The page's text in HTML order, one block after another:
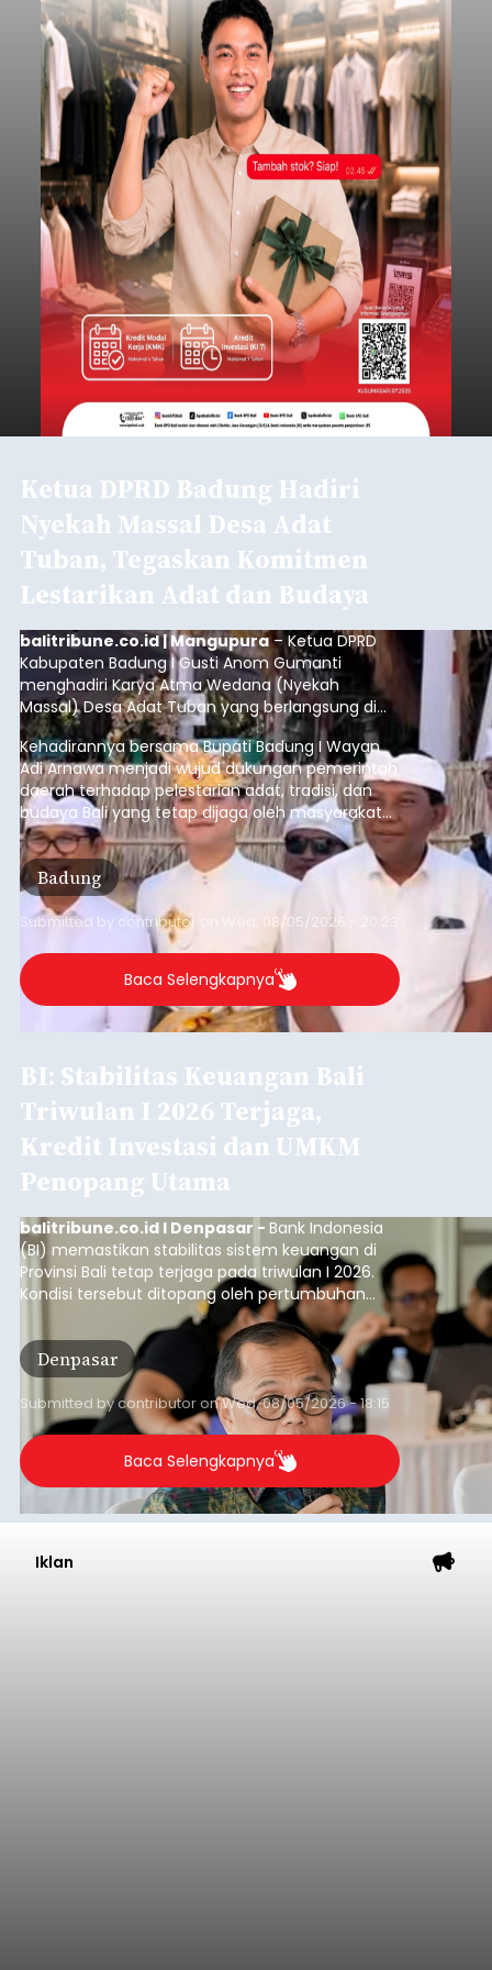
Lembar pada Rabu (5/8/2026).
Jembrana
Submitted bycontributor onThu, 08/06/2026 - 06:14
Baca Selengkapnya
Mekanisme Menabung
Membantu Peserta JKN
Menyiapkan Dana Iuran
balitribune.co.id | Denpasar- Tidak sedikit
peserta Jaminan Kesehatan Nasional (JKN) yang
memiliki kemauan membayar iuran, namun
mengalami kendala menyiapkan dana secara
penuh saat jatuh tempo pembayaran iuran.
yang memiliki penghasilan tidak tetap.
Submitted by contributoron Wed, 08/05/2026 - 20:43
Baca Selengkapnya
Iklan
Iklan